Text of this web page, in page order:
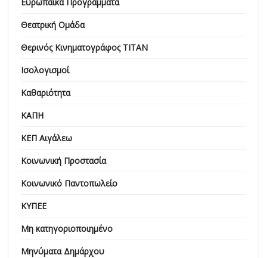
Θεατρική Ομάδα
Θερινός Κινηματογράφος ΤΙΤΑΝ
Ισολογισμοί
Καθαριότητα
ΚΑΠΗ
ΚΕΠ Αιγάλεω
Κοινωνική Προστασία
Κοινωνικό Παντοπωλείο
ΚΥΠΕΕ
Μη κατηγοριοποιημένο
Μηνύματα Δημάρχου